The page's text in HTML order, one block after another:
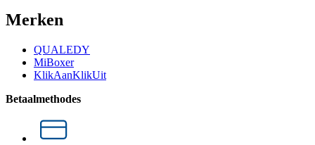
Merken
QUALEDY
MiBoxer
KlikAanKlikUit
Betaalmethodes